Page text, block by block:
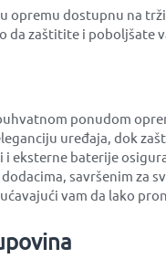
opremu dostupnu na
zaštitite i poboljšate
ponudom
uređaja, dok
eksterne baterije
savršenim za
vam da lako